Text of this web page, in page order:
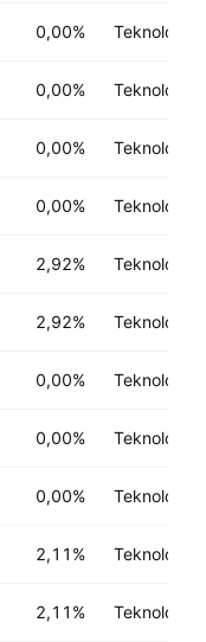
0,00% Teknologi
0,00% Teknologi
0,00% Teknologi
0,00% Teknologi
2,92% Teknologi
2,92% Teknologi
0,00% Teknologi
0,00% Teknologi
0,00% Teknologi
2,11% Teknologi
2,11% Teknologi